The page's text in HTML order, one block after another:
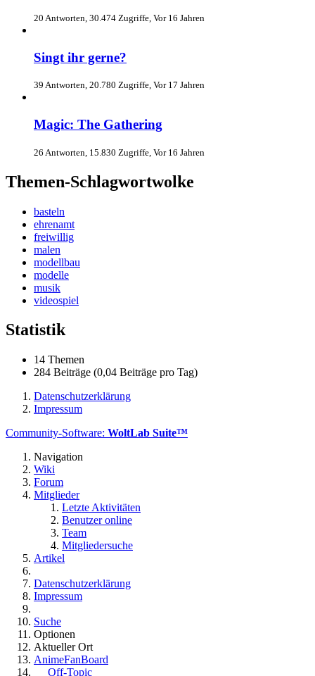
20 Antworten, 30.474 Zugriffe, Vor 16 Jahren
Singt ihr gerne?
39 Antworten, 20.780 Zugriffe, Vor 17 Jahren
Magic: The Gathering
26 Antworten, 15.830 Zugriffe, Vor 16 Jahren
Themen-Schlagwortwolke
basteln
ehrenamt
freiwillig
malen
modellbau
modelle
musik
videospiel
Statistik
14 Themen
284 Beiträge (0,04 Beiträge pro Tag)
Datenschutzerklärung
Impressum
Community-Software: WoltLab Suite™
Navigation
Wiki
Forum
Mitglieder
Letzte Aktivitäten
Benutzer online
Team
Mitgliedersuche
Artikel
Datenschutzerklärung
Impressum
Suche
Optionen
Aktueller Ort
AnimeFanBoard
Off-Topic